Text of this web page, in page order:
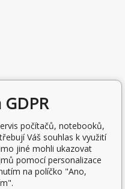
GDPR
počítačů, notebooků,
Váš souhlas k využití
jiné mohli ukazovat
pomocí personalizace
na políčko "Ano,